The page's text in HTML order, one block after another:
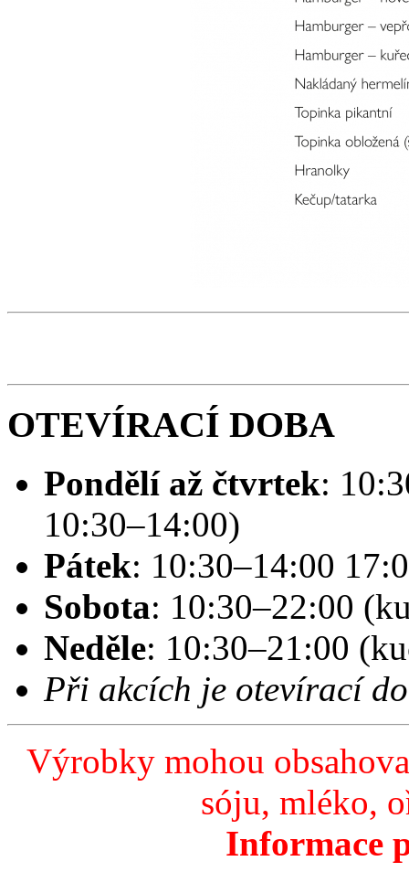
OTEVÍRACÍ DOBA
Pondělí až čtvrtek:
10:30–14:00)
Pátek: 10:30–14:00
Sobota: 10:30–22:00
Neděle: 10:30–21:00
Při akcích je otevírací
Výrobky mohou
sóju, mléko,
Informace